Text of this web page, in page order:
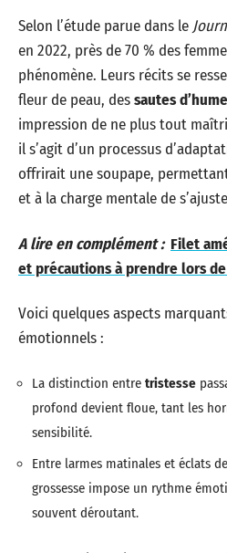
Selon l’étude parue dans le
en 2022, près de 70 % des
phénomène. Leurs récits se
fleur de peau, dessautes
impression de ne plus tout
il s’agit d’un processus
offrirait une soupape,
et à la charge mentale de
A lire en complément : Filet
et précautions à prendre lors
Voici quelques aspects
émotionnels :
La distinction entre tristesse
profond devient floue, tant les
sensibilité.
Entre larmes matinales et éclats
grossesse impose un rythme
souvent déroutant.